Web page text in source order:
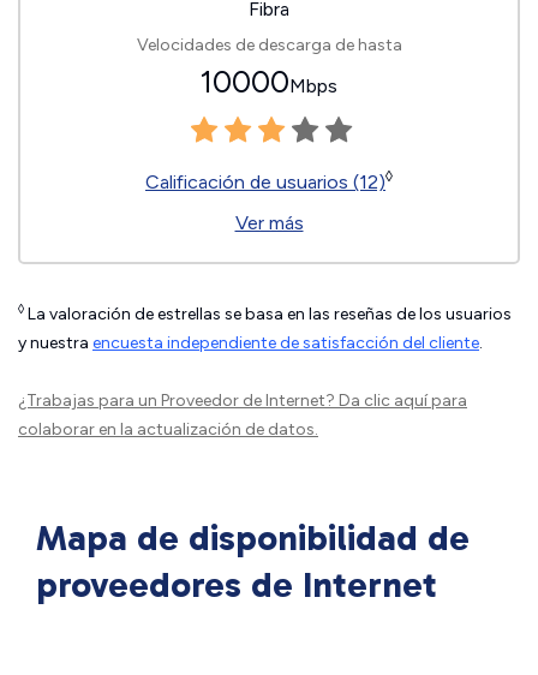
Fibra
Velocidades de descarga de hasta
10000Mbps
Calificación de usuarios (12)◊
Ver más
◊ La valoración de estrellas se basa en las reseñas de los usuarios
y nuestra encuesta independiente de satisfacción del cliente.
¿Trabajas para un Proveedor de Internet? Da clic aquípara
colaborar en la actualización de datos.
Mapa de disponibilidad de
proveedores de Internet